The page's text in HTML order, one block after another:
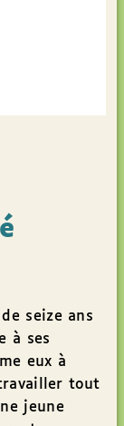
seize ans
à ses
eux à
tout
jeune